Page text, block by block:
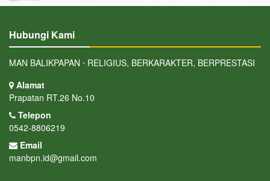
Hubungi Kami
MAN BALIKPAPAN ⋅ RELIGIUS, BERKARAKTER, BERPRESTASI
Alamat
Prapatan RT.26 No.10
Telepon
0542-8806219
Email
manbpn.id@gmail.com